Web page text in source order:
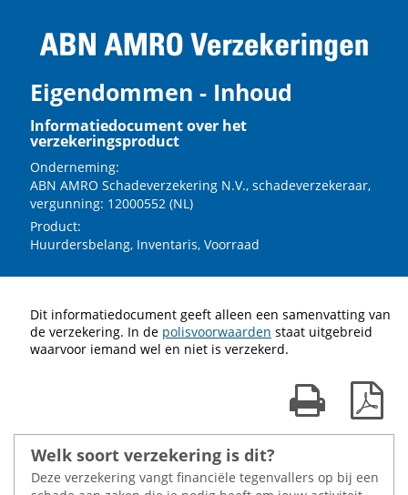
Eigendommen - Inhoud
Informatiedocument over het
verzekeringsproduct
Onderneming:
ABN AMRO Schadeverzekering N.V., schadeverzekeraar,
vergunning: 12000552 (NL)
Product:
Huurdersbelang, Inventaris, Voorraad
Dit informatiedocument geeft alleen een samenvatting van
de verzekering. In de polisvoorwaarden staat uitgebreid
waarvoor iemand wel en niet is verzekerd.
Print kaart
Welk soort verzekering is dit?
Deze verzekering vangt financiële tegenvallers op bij een